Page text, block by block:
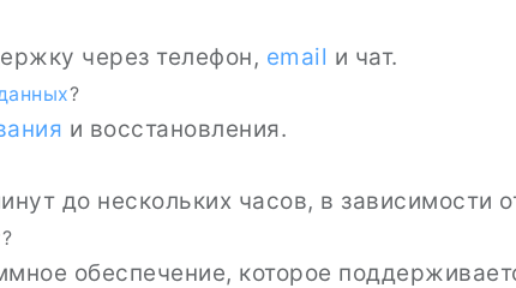
через телефон, email и чат.
?
и восстановления.
до нескольких часов, в зависимости
обеспечение, которое